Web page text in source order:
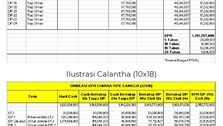
Ilustrasi Calantha (10x18)